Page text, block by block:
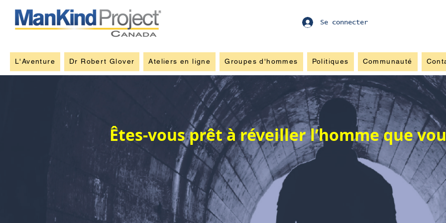
Se connecter
L'Aventure Dr Robert Glover Ateliers en ligne Groupes d'hommes Politiques Communauté
Êtes-vous prêt à réveiller l’homme que